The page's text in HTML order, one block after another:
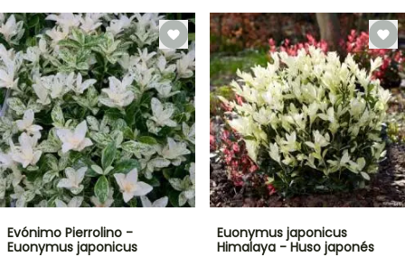
Evónimo Pierrolino -
Euonymus japonicus
Euonymus japonicus
Himalaya - Huso japonés